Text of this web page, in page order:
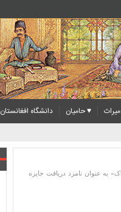
میراث ♥ حامیان
دانشگاه افغانستان
به عنوان نامزد دریافت جایزه